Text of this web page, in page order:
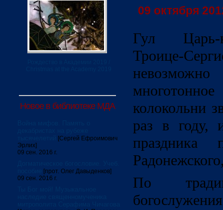
Новое в библиотеке МДА
[Сергей Ефроимович
Эрлих]
09 сен. 2016 г.
[прот. Олег Давыденков]
09 сен. 2016 г.
09 октября
Гул Царь-
Троице-
колокольни
раз в году,
праздника
По